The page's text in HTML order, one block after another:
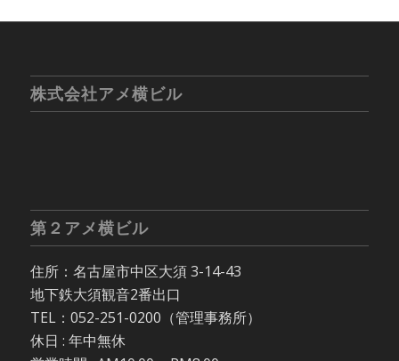
株式会社アメ横ビル
第２アメ横ビル
住所：名古屋市中区大須 3-14-43
地下鉄大須観音2番出口
TEL：052-251-0200（管理事務所）
休日 : 年中無休